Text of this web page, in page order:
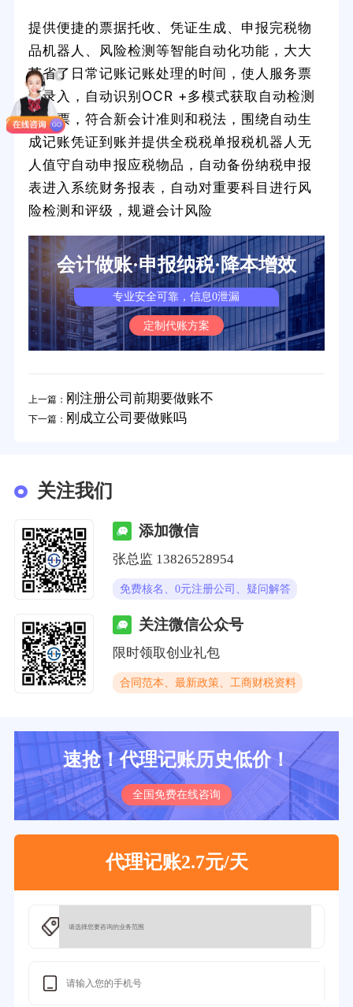
提供便捷的票据托收、凭证生成、申报完税物
品机器人、风险检测等智能自动化功能，大大
节省了日常记账记账处理的时间，使人服务票
证录入，自动识别OCR +多模式获取自动检测
假发票，符合新会计准则和税法，围绕自动生
成记账凭证到账并提供全税税单报税机器人无
人值守自动申报应税物品，自动备份纳税申报
表进入系统财务报表，自动对重要科目进行风
险检测和评级，规避会计风险
会计做账·申报纳税·降本增效
专业安全可靠，信息0泄漏
定制代账方案
上一篇： 刚注册公司前期要做账不
下一篇： 刚成立公司要做账吗
关注我们
添加微信
张总监 13826528954
免费核名、0元注册公司、疑问解答
关注微信公众号
限时领取创业礼包
合同范本、最新政策、工商财税资料
速抢！代理记账历史低价！
全国免费在线咨询
代理记账2.7元/天